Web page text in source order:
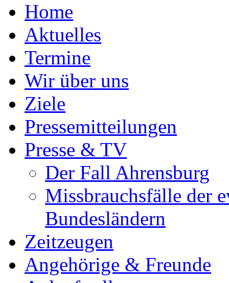
Home
Aktuelles
Termine
Wir über uns
Ziele
Pressemitteilungen
Presse & TV
Der Fall Ahrensburg
Missbrauchsfälle der
Bundesländern
Zeitzeugen
Angehörige & Freunde